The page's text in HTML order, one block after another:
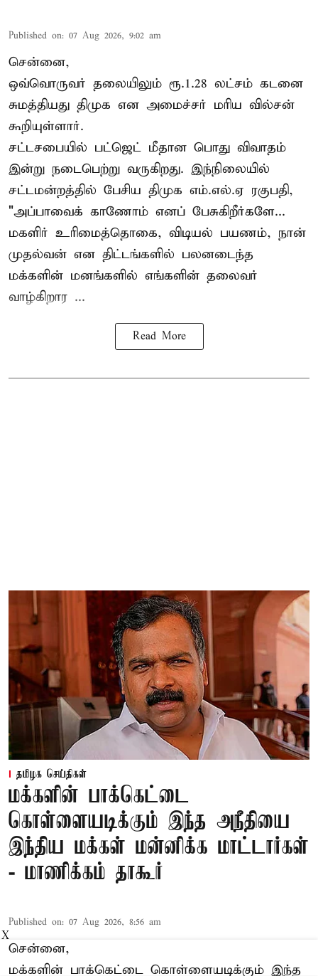
Published on: 07 Aug 2026, 9:02 am
சென்னை,
ஒவ்வொருவர் தலையிலும் ரூ.1.28 லட்சம் கடனை
சுமத்தியது திமுக என அமைச்சர் மரிய வில்சன்
கூறியுள்ளார்.
சட்டசபையில் பட்ஜெட் மீதான பொது விவாதம்
இன்று நடைபெற்று வருகிறது. இந்நிலையில்
சட்டமன்றத்தில் பேசிய திமுக எம்.எல்.ஏ ரகுபதி,
"அப்பாவைக் காணோம் எனப் பேசுகிறீர்களே...
மகளிர் உரிமைத்தொகை, விடியல் பயணம், நான்
முதல்வன் என திட்டங்களில் பலனடைந்த
மக்களின் மனங்களில் எங்களின் தலைவர்
வாழ்கிறார ...
Read More
தமிழக செய்திகள்
மக்களின் பாக்கெட்டை
கொள்ளையடிக்கும் இந்த அநீதியை
இந்திய மக்கள் மன்னிக்க மாட்டார்கள்
- மாணிக்கம் தாகூர்
Published on: 07 Aug 2026, 8:56 am
சென்னை,
மக்களின் பாக்கெட்டை கொள்ளையடிக்கும் இந்த
X